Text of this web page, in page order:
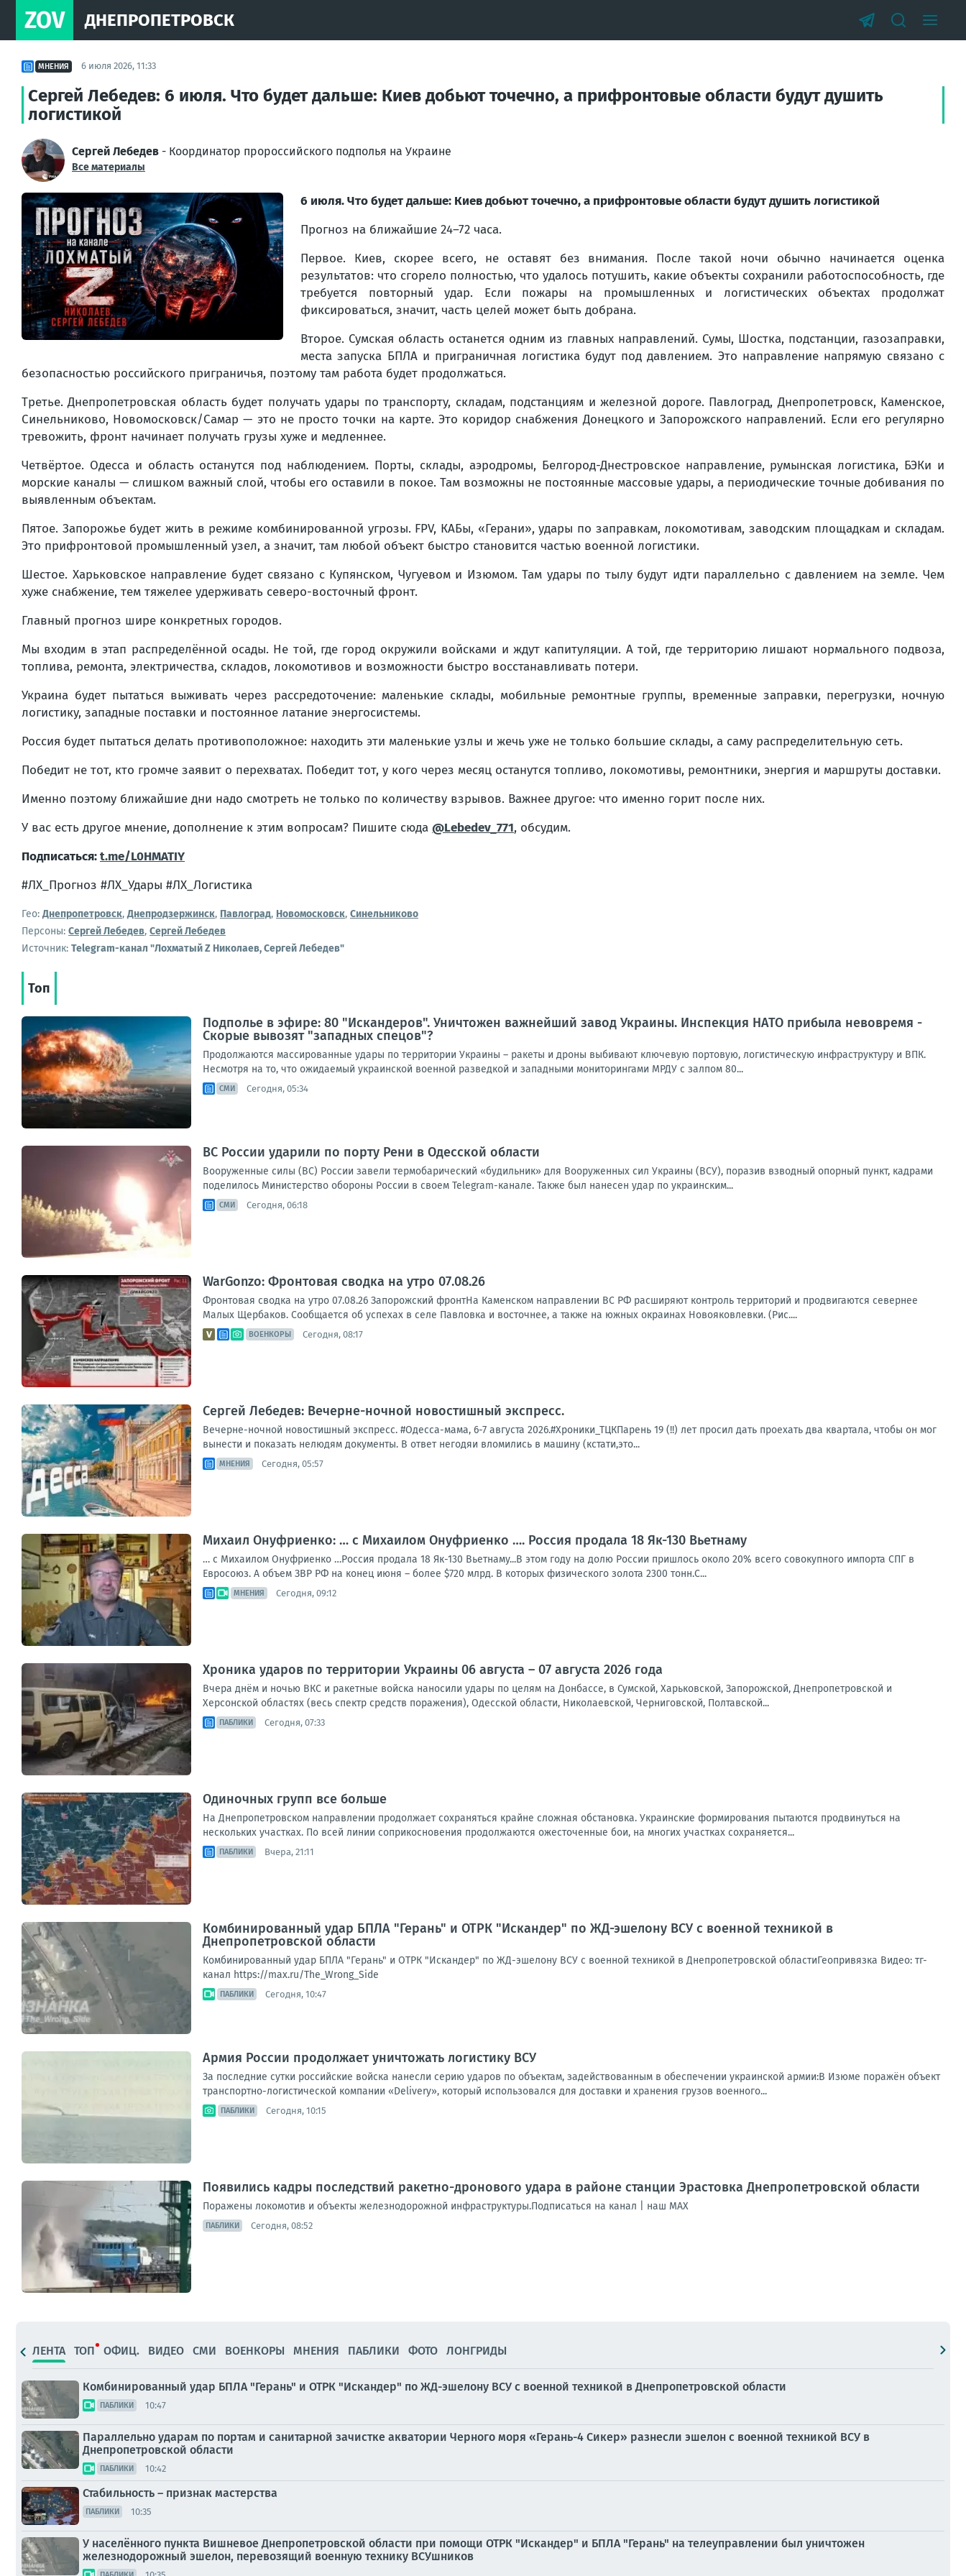
ZOV ДНЕПРОПЕТРОВСК
МНЕНИЯ 6 июля 2026, 11:33
Сергей Лебедев: 6 июля. Что будет дальше: Киев добьют точечно, а прифронтовые области будут душить
логистикой
Сергей Лебедев - Координатор пророссийского подполья на Украине
Все материалы
6 июля. Что будет дальше: Киев добьют точечно, а прифронтовые области будут душить логистикой
Прогноз на ближайшие 24–72 часа.
Первое. Киев, скорее всего, не оставят без внимания. После такой ночи обычно начинается оценка
результатов: что сгорело полностью, что удалось потушить, какие объекты сохранили работоспособность, где
требуется повторный удар. Если пожары на промышленных и логистических объектах продолжат
фиксироваться, значит, часть целей может быть добрана.
Второе. Сумская область останется одним из главных направлений. Сумы, Шостка, подстанции, газозаправки,
места запуска БПЛА и приграничная логистика будут под давлением. Это направление напрямую связано с
безопасностью российского приграничья, поэтому там работа будет продолжаться.
Третье. Днепропетровская область будет получать удары по транспорту, складам, подстанциям и железной дороге. Павлоград, Днепропетровск, Каменское,
Синельниково, Новомосковск/Самар — это не просто точки на карте. Это коридор снабжения Донецкого и Запорожского направлений. Если его регулярно
тревожить, фронт начинает получать грузы хуже и медленнее.
Четвёртое. Одесса и область останутся под наблюдением. Порты, склады, аэродромы, Белгород-Днестровское направление, румынская логистика, БЭКи и
морские каналы — слишком важный слой, чтобы его оставили в покое. Там возможны не постоянные массовые удары, а периодические точные добивания по
выявленным объектам.
Пятое. Запорожье будет жить в режиме комбинированной угрозы. FPV, КАБы, «Герани», удары по заправкам, локомотивам, заводским площадкам и складам.
Это прифронтовой промышленный узел, а значит, там любой объект быстро становится частью военной логистики.
Шестое. Харьковское направление будет связано с Купянском, Чугуевом и Изюмом. Там удары по тылу будут идти параллельно с давлением на земле. Чем
хуже снабжение, тем тяжелее удерживать северо-восточный фронт.
Главный прогноз шире конкретных городов.
Мы входим в этап распределённой осады. Не той, где город окружили войсками и ждут капитуляции. А той, где территорию лишают нормального подвоза,
топлива, ремонта, электричества, складов, локомотивов и возможности быстро восстанавливать потери.
Украина будет пытаться выживать через рассредоточение: маленькие склады, мобильные ремонтные группы, временные заправки, перегрузки, ночную
логистику, западные поставки и постоянное латание энергосистемы.
Россия будет пытаться делать противоположное: находить эти маленькие узлы и жечь уже не только большие склады, а саму распределительную сеть.
Победит не тот, кто громче заявит о перехватах. Победит тот, у кого через месяц останутся топливо, локомотивы, ремонтники, энергия и маршруты доставки.
Именно поэтому ближайшие дни надо смотреть не только по количеству взрывов. Важнее другое: что именно горит после них.
У вас есть другое мнение, дополнение к этим вопросам? Пишите сюда @Lebedev_771, обсудим.
Подписаться:t.me/L0HMATIY
#ЛХ_Прогноз #ЛХ_Удары #ЛХ_Логистика
Гео:Днепропетровск,Днепродзержинск, Павлоград, Новомосковск, Синельниково
Персоны: Сергей Лебедев, Сергей Лебедев
Источник: Telegram-канал "Лохматый Z Николаев, Сергей Лебедев"
Топ
Подполье в эфире: 80 "Искандеров". Уничтожен важнейший завод Украины. Инспекция НАТО прибыла невовремя -
Скорые вывозят "западных спецов"?
Продолжаются массированные удары по территории Украины – ракеты и дроны выбивают ключевую портовую, логистическую инфраструктуру и ВПК.
Несмотря на то, что ожидаемый украинской военной разведкой и западными мониторингами МРДУ с залпом 80...
СМИ Сегодня, 05:34
ВС России ударили по порту Рени в Одесской области
Вооруженные силы (ВС) России завели термобарический «будильник» для Вооруженных сил Украины (ВСУ), поразив взводный опорный пункт, кадрами
поделилось Министерство обороны России в своем Telegram-канале. Также был нанесен удар по украинским...
СМИ Сегодня, 06:18
WarGonzo: Фронтовая сводка на утро 07.08.26
Фронтовая сводка на утро 07.08.26 Запорожский фронтНа Каменском направлении ВС РФ расширяют контроль территорий и продвигаются севернее
Малых Щербаков. Сообщается об успехах в селе Павловка и восточнее, а также на южных окраинах Новояковлевки. (Рис....
ВОЕНКОРЫ Сегодня, 08:17
Сергей Лебедев: Вечерне-ночной новостишный экспресс.
Вечерне-ночной новостишный экспресс. #Одесса-мама, 6-7 августа 2026.#Хроники_ТЦКПарень 19 (!!) лет просил дать проехать два квартала, чтобы он мог
вынести и показать нелюдям документы. В ответ негодяи вломились в машину (кстати,это...
МНЕНИЯ Сегодня, 05:57
Михаил Онуфриенко: … с Михаилом Онуфриенко …. Россия продала 18 Як-130 Вьетнаму
… с Михаилом Онуфриенко …Россия продала 18 Як-130 Вьетнаму...В этом году на долю России пришлось около 20% всего совокупного импорта СПГ в
Евросоюз. А объем ЗВР РФ на конец июня – более $720 млрд. В которых физического золота 2300 тонн.С...
МНЕНИЯ Сегодня, 09:12
Хроника ударов по территории Украины 06 августа – 07 августа 2026 года
Вчера днём и ночью ВКС и ракетные войска наносили удары по целям на Донбассе, в Сумской, Харьковской, Запорожской, Днепропетровской и
Херсонской областях (весь спектр средств поражения), Одесской области, Николаевской, Черниговской, Полтавской...
ПАБЛИКИ Сегодня, 07:33
Одиночных групп все больше
На Днепропетровском направлении продолжает сохраняться крайне сложная обстановка. Украинские формирования пытаются продвинуться на
нескольких участках. По всей линии соприкосновения продолжаются ожесточенные бои, на многих участках сохраняется...
ПАБЛИКИ Вчера, 21:11
Комбинированный удар БПЛА "Герань" и ОТРК "Искандер" по ЖД-эшелону ВСУ с военной техникой в
Днепропетровской области
Комбинированный удар БПЛА "Герань" и ОТРК "Искандер" по ЖД-эшелону ВСУ с военной техникой в Днепропетровской областиГеопривязка Видео: тг-
канал https://max.ru/The_Wrong_Side
ПАБЛИКИ Сегодня, 10:47
Армия России продолжает уничтожать логистику ВСУ
За последние сутки российские войска нанесли серию ударов по объектам, задействованным в обеспечении украинской армии:В Изюме поражён объект
транспортно-логистической компании «Delivery», который использовался для доставки и хранения грузов военного...
ПАБЛИКИ Сегодня, 10:15
Появились кадры последствий ракетно-дронового удара в районе станции Эрастовка Днепропетровской области
Поражены локомотив и объекты железнодорожной инфраструктуры.Подписаться на канал | наш МАХ
ПАБЛИКИ Сегодня, 08:52
ЛЕНТА ТОП ОФИЦ. ВИДЕО СМИ ВОЕНКОРЫ МНЕНИЯ ПАБЛИКИ ФОТО ЛОНГРИДЫ
Комбинированный удар БПЛА "Герань" и ОТРК "Искандер" по ЖД-эшелону ВСУ с военной техникой в Днепропетровской области
ПАБЛИКИ 10:47
Параллельно ударам по портам и санитарной зачистке акватории Черного моря «Герань-4 Сикер» разнесли эшелон с военной техникой ВСУ в
Днепропетровской области
ПАБЛИКИ 10:42
Стабильность – признак мастерства
ПАБЛИКИ 10:35
У населённого пункта Вишневое Днепропетровской области при помощи ОТРК "Искандер" и БПЛА "Герань" на телеуправлении был уничтожен
железнодорожный эшелон, перевозящий военную технику ВСУшников